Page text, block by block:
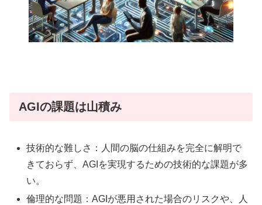
AGIの課題は山積み
技術的な難しさ：人間の脳の仕組みを完全に解明で
きておらず、AGIを実現するための技術的な課題が多
い。
倫理的な問題：AGIが悪用された場合のリスクや、人